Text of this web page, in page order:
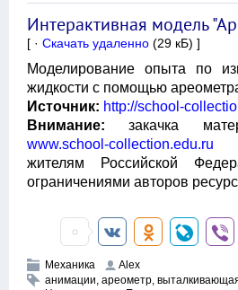
Интерактивная модель
[ · Скачать удаленно (29 кБ) ]
Моделирование опыта по
жидкости с помощью
Источник: http://school-
Внимание: закачка
www.school-collection.edu.ru
жителям Российской
ограничениями авторов
Механика
Alex
анимации, ареометр,